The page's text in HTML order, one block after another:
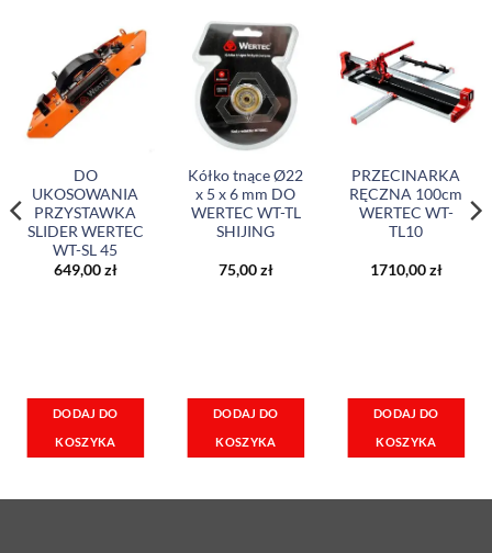
DO
UKOSOWANIA
PRZYSTAWKA
SLIDER WERTEC
WT-SL 45
649,00zł
DODAJ DO
KOSZYKA
Kółko tnące Ø22
x 5 x 6 mm DO
WERTEC WT-TL
SHIJING
75,00zł
DODAJ DO
KOSZYKA
PRZECINARKA
RĘCZNA 100cm
WERTEC WT-
TL10
1710,00zł
DODAJ DO
KOSZYKA